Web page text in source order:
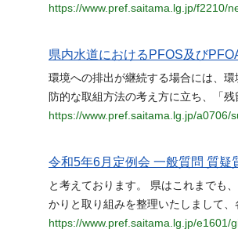
https://www.pref.saitama.lg.jp/f2210/
県内水道におけるPFOS及び
環境への排出が継続する場合には、
防的な取組方法の考え方に立ち、「
https://www.pref.saitama.lg.jp/a0706/
令和5年6月定例会 一般質問 質疑
と考えております。 県はこれまでも
かりと取り組みを整理いたしまして
https://www.pref.saitama.lg.jp/e1601/